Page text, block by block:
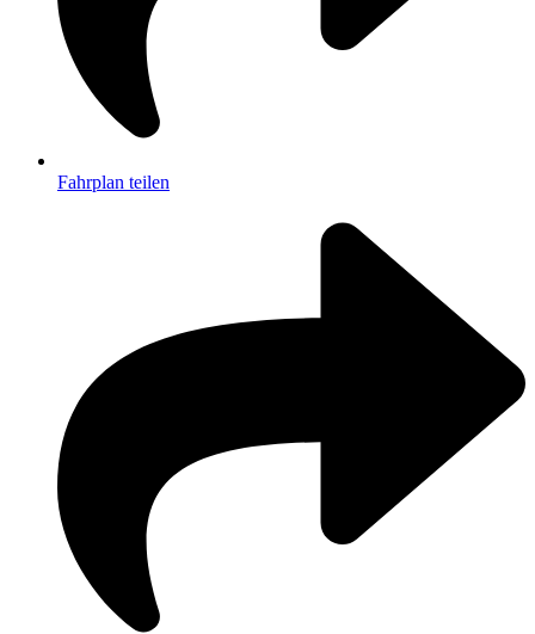
Fahrplan teilen